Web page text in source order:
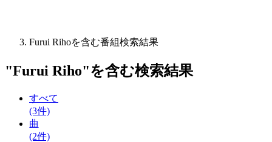
Furui Rihoを含む番組検索結果
"Furui Riho"を含む検索結果
すべて
(3件)
曲
(2件)